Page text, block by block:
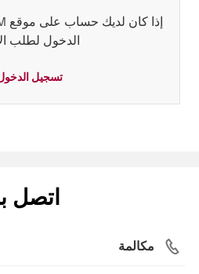
الدخول لطلب
تسجيل
اتصل
مكالمة